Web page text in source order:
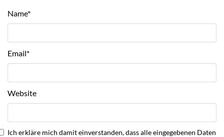
Name*
Email*
Website
Ich erkläre mich damit einverstanden, dass alle eingegebenen Daten